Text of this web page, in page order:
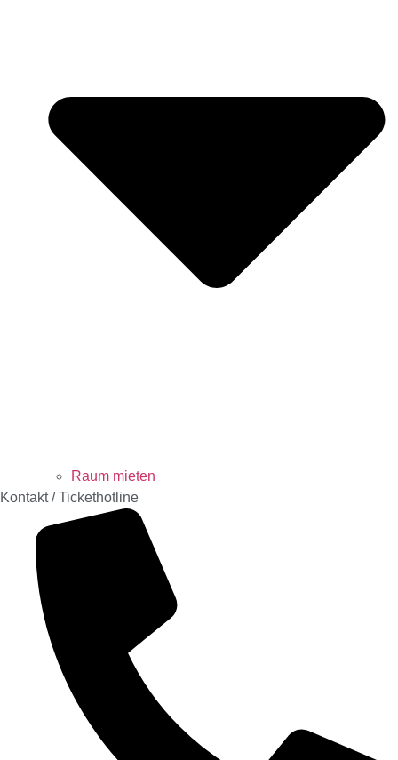
Raum mieten
Kontakt / Tickethotline